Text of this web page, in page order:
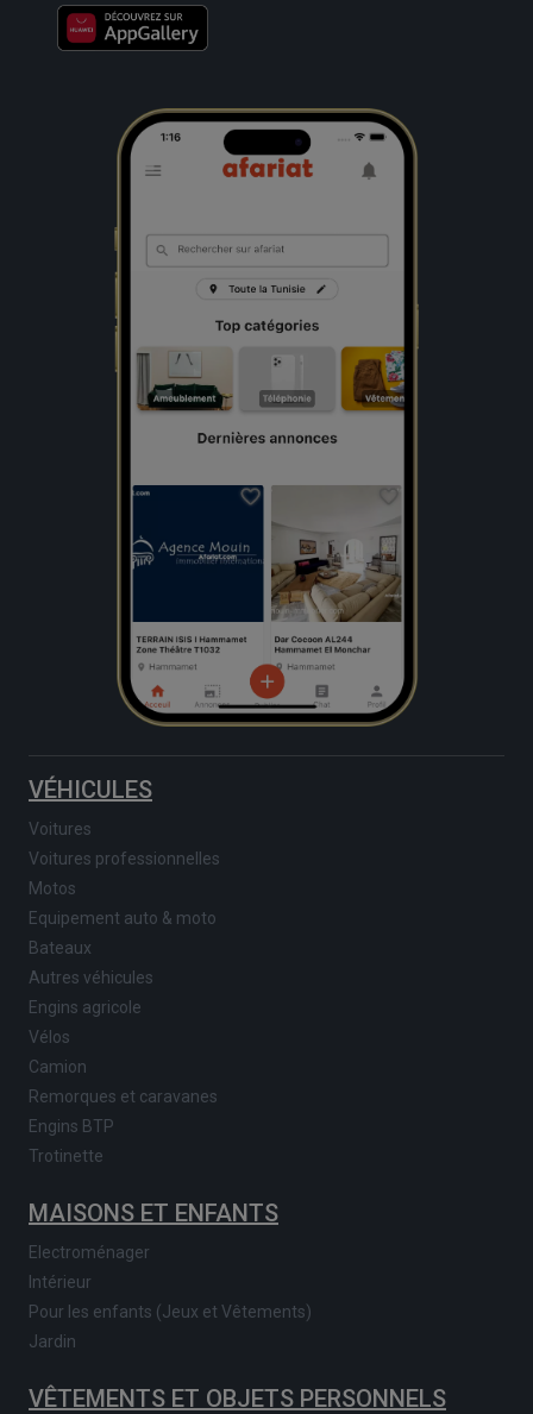
VÉHICULES
Voitures
Voitures professionnelles
Motos
Equipement auto & moto
Bateaux
Autres véhicules
Engins agricole
Vélos
Camion
Remorques et caravanes
Engins BTP
Trotinette
MAISONS ET ENFANTS
Electroménager
Intérieur
Pour les enfants (Jeux et Vêtements)
Jardin
VÊTEMENTS ET OBJETS PERSONNELS